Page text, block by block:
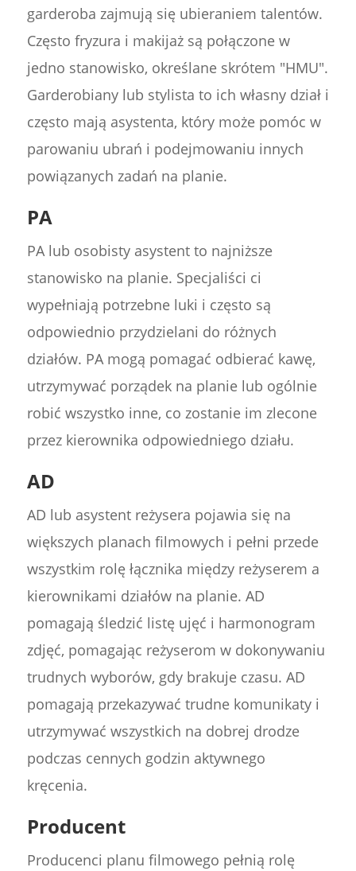
garderoba zajmują się ubieraniem talentów.
Często fryzura i makijaż są połączone w
jedno stanowisko, określane skrótem "HMU".
Garderobiany lub stylista to ich własny dział i
często mają asystenta, który może pomóc w
parowaniu ubrań i podejmowaniu innych
powiązanych zadań na planie.
PA
PA lub osobisty asystent to najniższe
stanowisko na planie. Specjaliści ci
wypełniają potrzebne luki i często są
odpowiednio przydzielani do różnych
działów. PA mogą pomagać odbierać kawę,
utrzymywać porządek na planie lub ogólnie
robić wszystko inne, co zostanie im zlecone
przez kierownika odpowiedniego działu.
AD
AD lub asystent reżysera pojawia się na
większych planach filmowych i pełni przede
wszystkim rolę łącznika między reżyserem a
kierownikami działów na planie. AD
pomagają śledzić listę ujęć i harmonogram
zdjęć, pomagając reżyserom w dokonywaniu
trudnych wyborów, gdy brakuje czasu. AD
pomagają przekazywać trudne komunikaty i
utrzymywać wszystkich na dobrej drodze
podczas cennych godzin aktywnego
kręcenia.
Producent
Producenci planu filmowego pełnią rolę